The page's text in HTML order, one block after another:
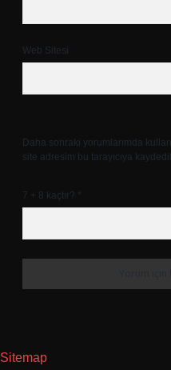
Web Sitesi
Daha sonraki yorumlarımda
site adresim bu tarayıcıya
7 + 8 kaçtır? *
Sitemap